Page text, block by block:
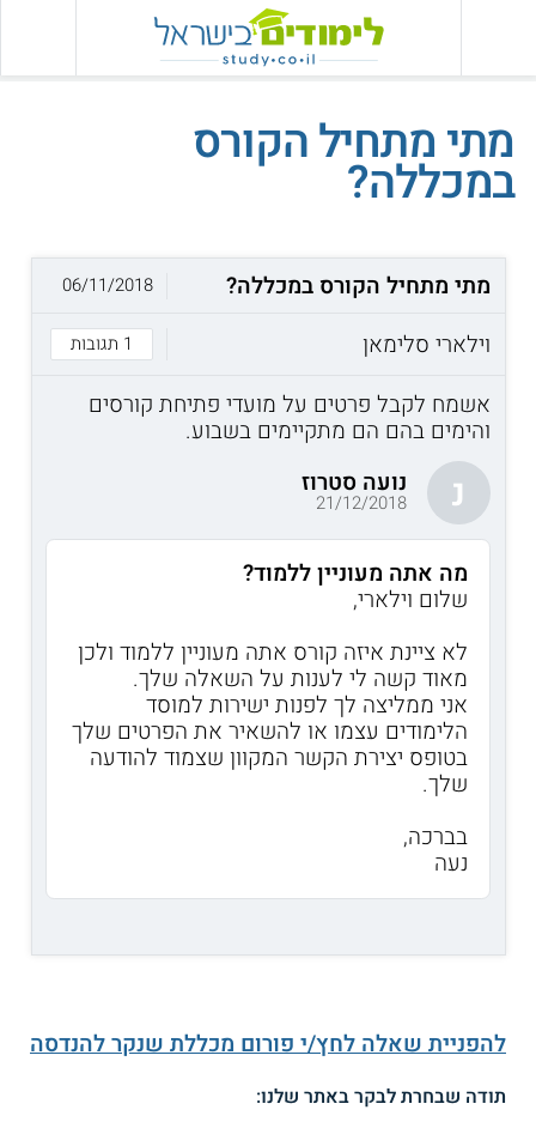
מתי מתחיל הקורס
במכללה?
מתי מתחיל הקורס במכללה?
וילארי סלימאן
1 תגובות
06/11/2018
אשמח לקבל פרטים על מועדי פתיחת קורסים
והימים בהם הם מתקיימים בשבוע.
נ נועה סטרוז
21/12/2018
מה אתה מעוניין ללמוד?
שלום וילארי,
לא ציינת איזה קורס אתה מעוניין ללמוד ולכן
מאוד קשה לי לענות על השאלה שלך.
אני ממליצה לך לפנות ישירות למוסד
הלימודים עצמו או להשאיר את הפרטים שלך
בטופס יצירת הקשר המקוון שצמוד להודעה
שלך.
בברכה,
נעה
להפניית שאלה לחץ/י פורום מכללת שנקר להנדסה
תודה שבחרת לבקר באתר שלנו: